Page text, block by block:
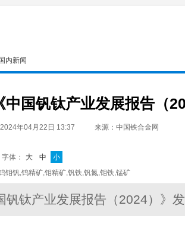
国内新闻
《中国钒钛产业发展报告（
2024年04月22日 13:37 来源：中国铁合金网
字体： 大 中
小
钼钒,钨精矿,钼精矿,钒铁,钒氮,钼铁,锰矿
钒钛产业发展报告（2024）》